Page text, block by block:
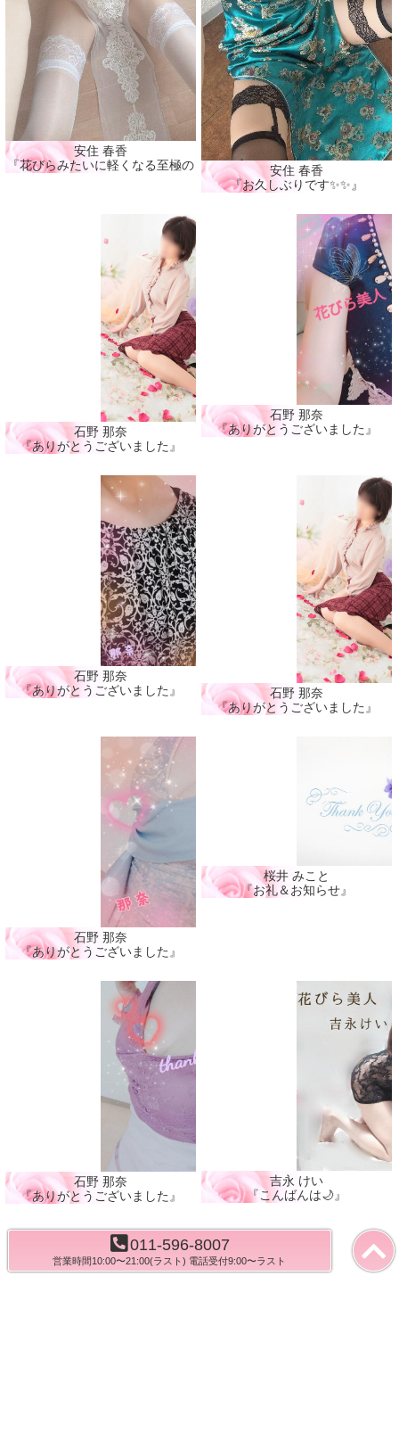
安住 春香
『花びらみたいに軽くなる至極の癒し🩷』
安住 春香
『お久しぶりです✨✨』
石野 那奈
『ありがとうございました』
石野 那奈
『ありがとうございました』
石野 那奈
『ありがとうございました』
石野 那奈
『ありがとうございました』
石野 那奈
『ありがとうございました』
桜井 みこと
『お礼＆お知らせ』
石野 那奈
『ありがとうございました』
吉永 けい
『こんばんは🌙』
<< < 1 2 3 4 5 > >>
011-596-8007
営業時間10:00〜21:00(ラスト) 電話受付9:00〜ラスト